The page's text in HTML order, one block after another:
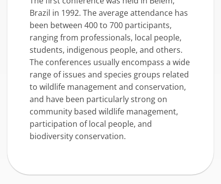
Brazil in 1992. The average attendance has
been between 400 to 700 participants,
ranging from professionals, local people,
students, indigenous people, and others.
The conferences usually encompass a wide
range of issues and species groups related
to wildlife management and conservation,
and have been particularly strong on
community based wildlife management,
participation of local people, and
biodiversity conservation.